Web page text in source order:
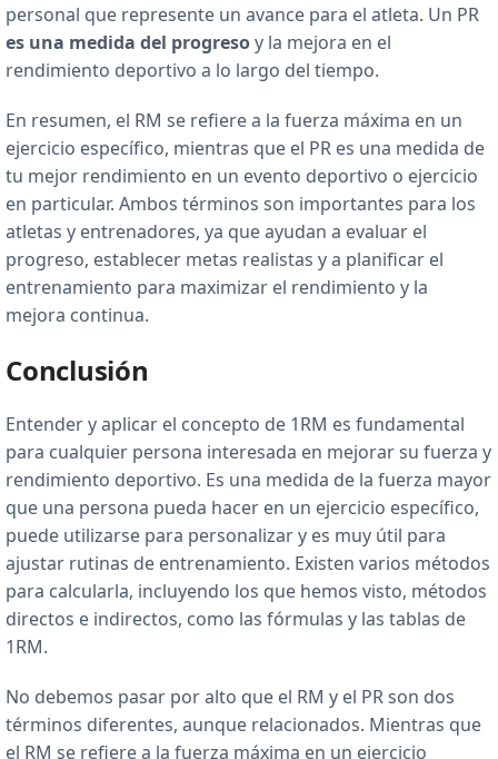
personal que represente un avance para el atleta. Un PR
es una medida del progresoy la mejora en el
rendimiento deportivo a lo largo del tiempo.
En resumen, el RM se refiere a la fuerza máxima en un
ejercicio específico, mientras que el PR es una medida de
tu mejor rendimiento en un evento deportivo o ejercicio
en particular. Ambos términos son importantes para los
atletas y entrenadores, ya que ayudan a evaluar el
progreso, establecer metas realistas y a planificar el
entrenamiento para maximizar el rendimiento y la
mejora continua.
Conclusión
Entender y aplicar el concepto de 1RM es fundamental
para cualquier persona interesada en mejorar su fuerza y
rendimiento deportivo. Es una medida de la fuerza mayor
que una persona pueda hacer en un ejercicio específico,
puede utilizarse para personalizar y es muy útil para
ajustar rutinas de entrenamiento. Existen varios métodos
para calcularla, incluyendo los que hemos visto, métodos
directos e indirectos, como las fórmulas y las tablas de
1RM.
No debemos pasar por alto que el RM y el PR son dos
términos diferentes, aunque relacionados. Mientras que
el RM se refiere a la fuerza máxima en un ejercicio